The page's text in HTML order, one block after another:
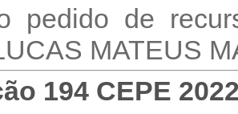
pedido de
MATEUS
194 CEPE